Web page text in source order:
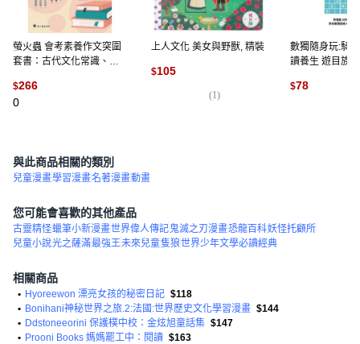
螢火蟲 會考素養作文突圍
套書：古代文化常識、閱
考衝刺必備, 會考文言多義
字一網打盡
$266
0
上人文化 美女與野獸, 精裝
$105
(1)
數獨隨身玩:騎
讀養生 遊目族,
$78
與此商品相關的類別
兒童漫畫學習漫畫名著漫畫動畫
您可能會喜歡的其他產品
古靈精怪蠟筆小新漫畫世界偉人傳記鬼滅之刃漫畫恐龍百科妖怪托顧所
兒童小說光之薩滿最強王未來兒童隻狼世界少年文學必讀經典
相關商品
• Hyoreewon 漂亮女孩的秘密日記 $118
• Bonihani神秘世界之旅.2:法國:世界歷史文化學習漫畫 $144
• Ddstoneeorini 保護樸中校：金炫旭童話集 $147
• Prooni Books 媽媽罷工中：閱讀 $163